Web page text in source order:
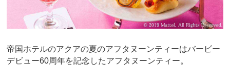
帝国ホテルのアクアの夏のアフタヌーンティーはバービー
デビュー60周年を記念したアフタヌーンティー。